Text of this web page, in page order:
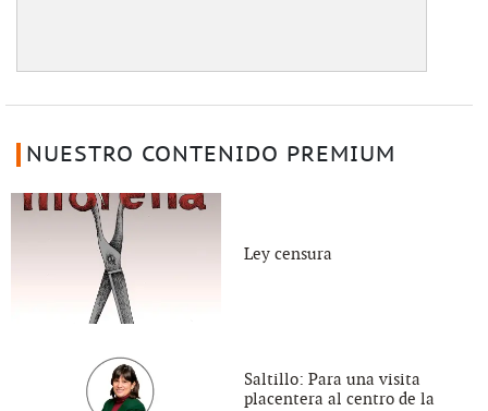
NUESTRO CONTENIDO PREMIUM
Ley censura
Saltillo: Para una visita
placentera al centro de la